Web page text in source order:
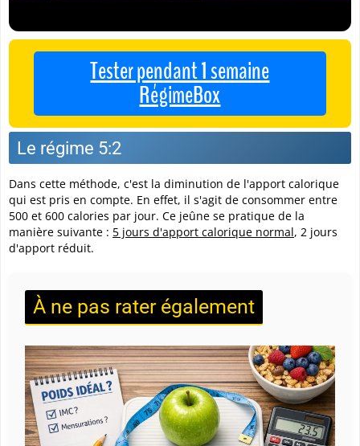
Tester pendant 1 semaine
RégimeBox
Le régime 5:2
Dans cette méthode, c'est la diminution de l'apport calorique
qui est pris en compte. En effet, il s'agit de consommer entre
500 et 600 calories par jour. Ce jeûne se pratique de la
manière suivante : 5 jours d'apport calorique normal, 2 jours
d'apport réduit.
À ne pas rater également